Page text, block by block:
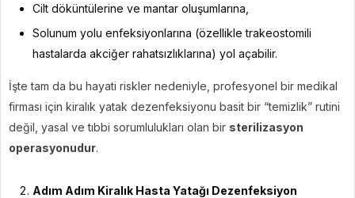
Cilt döküntülerine ve mantar oluşumlarına,
Solunum yolu enfeksiyonlarına (özellikle trakeostomili
hastalarda akciğer rahatsızlıklarına) yol açabilir.
İşte tam da bu hayati riskler nedeniyle, profesyonel bir medikal
firması için kiralık yatak dezenfeksiyonu basit bir “temizlik” rutini
değil, yasal ve tıbbi sorumlulukları olan bir sterilizasyon
operasyonudur.
Adım Adım Kiralık Hasta Yatağı Dezenfeksiyon